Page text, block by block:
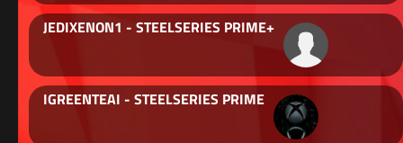
JEDIXENON1 - STEELSERIES PRIME+
IGREENTEAI - STEELSERIES PRIME